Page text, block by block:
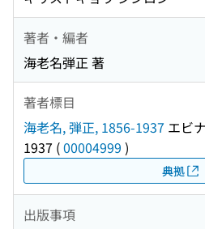
著者・編者
海老名弾正 著
著者標目
海老名, 弾正, 1856-1937 エビ
1937 (00004999 )
典拠
出版事項